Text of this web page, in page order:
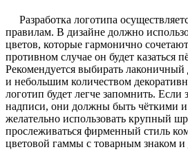
Разработка логотипа
правилам. В дизайне должно
цветов, которые гармонично
противном случае он будет казаться
Рекомендуется выбирать
и небольшим количеством
логотип будет легче запомнить. Если
надписи, они должны быть чёткими
желательно использовать крупный
прослеживаться фирменный стиль
цветовой гаммы с товарным знаком и